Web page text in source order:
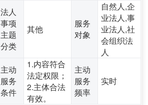
法人
事项
主题
分类
其他
服务
对象
自然人,企
业法人,事
业法人,社
会组织法
人
主动
服务
条件
1.内容符合
法定权限；
2.主体合法
有效。
主动
服务
频率
实时